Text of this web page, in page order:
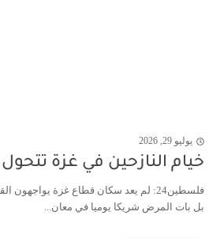
يوليو 29, 2026
خيام النازحين في غزة
فلسطين24: لم يعد سكان قطاع غزة
بل بات المرض شريكا يوميا في معان...